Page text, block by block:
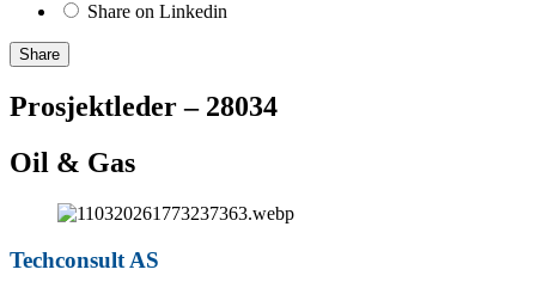
Share on Linkedin
Share
Prosjektleder – 28034
Oil & Gas
Techconsult AS